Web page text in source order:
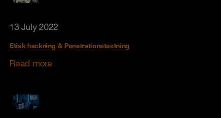
13 July 2022
Etisk hackning & Penetrationstestning
Read more